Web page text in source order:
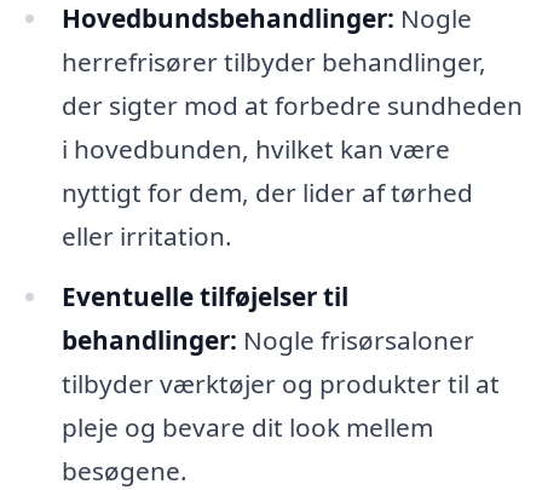
Hovedbundsbehandlinger: Nogle
herrefrisører tilbyder behandlinger,
der sigter mod at forbedre sundheden
i hovedbunden, hvilket kan være
nyttigt for dem, der lider af tørhed
eller irritation.
Eventuelle tilføjelser til
behandlinger: Nogle frisørsaloner
tilbyder værktøjer og produkter til at
pleje og bevare dit look mellem
besøgene.